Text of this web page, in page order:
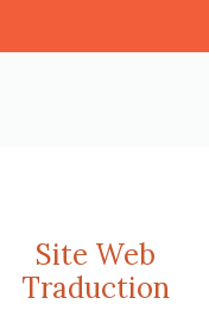
Site Web
Traduction